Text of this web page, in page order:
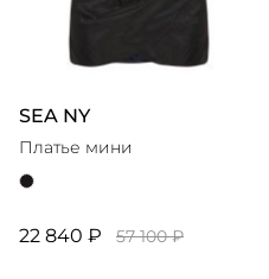
SEA NY
Платье мини
22 840 ₽ 57 100 ₽